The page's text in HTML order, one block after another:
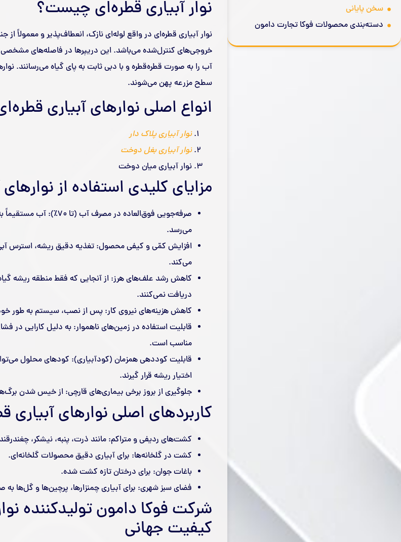
سخن پایانی
دسته‌بندی محصولات فوکا تجارت دامون
نوار آبیاری قطره‌ای چیست؟
نوار آبیاری قطره‌ای در واقع لوله‌ای نازک، انعطاف‌پذیر و معمولاً
آب را به صورت قطره‌قطره و با دبی ثابت به پای گیاه می‌رسانند.
سطح مزرعه پهن می‌شوند.
انواع اصلی نوارهای آبیاری
نوار آبیاری پلاک دار
نوار آبیاری بغل دوخت
نوار آبیاری میان دوخت
مزایای کلیدی استفاده از
صرفه‌جویی فوق‌العاده در
می‌رسد.
افزایش کمّی و کیفی محصول: تغذیه دقیق ریشه، استرس
می‌کند.
کاهش رشد علف‌های هرز: از آنجایی که فقط منطقه ریشه
دریافت نمی‌کنند.
کاهش هزینه‌های نیروی کار: پس از نصب، سیستم به طور
قابلیت استفاده در زمین‌های ناهموار: به دلیل کارایی در
مناسب است.
قابلیت کوددهی همزمان (کودآبیاری): کودهای محلول
اختیار ریشه قرار گیرند.
جلوگیری از بروز برخی بیماری‌های قارچی: از خیس شدن
کاربردهای اصلی نوارهای آبیاری
کشت‌های ردیفی و متراکم: مانند ذرت، پنبه، نیشکر،
کشت در گلخانه‌ها: برای آبیاری دقیق محصولات گلخانه‌ای.
باغات جوان: برای درختان تازه کشت شده.
فضای سبز شهری: برای آبیاری چمنزارها، پرچین‌ها و گل‌ها
شرکت فوکا دامون تولیدکننده
کیفیت جهانی